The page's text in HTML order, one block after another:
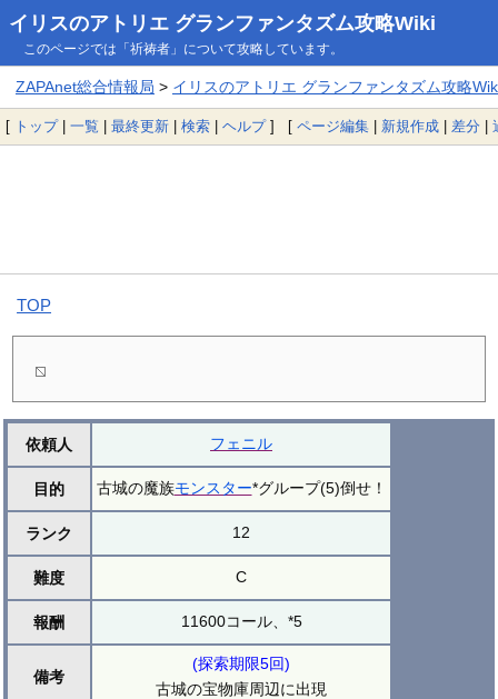
イリスのアトリエ グランファンタズム攻略Wiki
このページでは「祈祷者」について攻略しています。
ZAPAnet総合情報局 > イリスのアトリエ グランファンタズム攻略
[ トップ| 一覧 | 最終更新 | 検索 | ヘルプ] [ ページ編集 | 新規作成 | 差分 |
TOP
依頼人 フェニル
目的 古城の魔族モンスター*グループ(5)倒せ！
ランク 12
難度 C
報酬 11600コール、*5
備考
(探索期限5回)
古城の宝物庫周辺に出現